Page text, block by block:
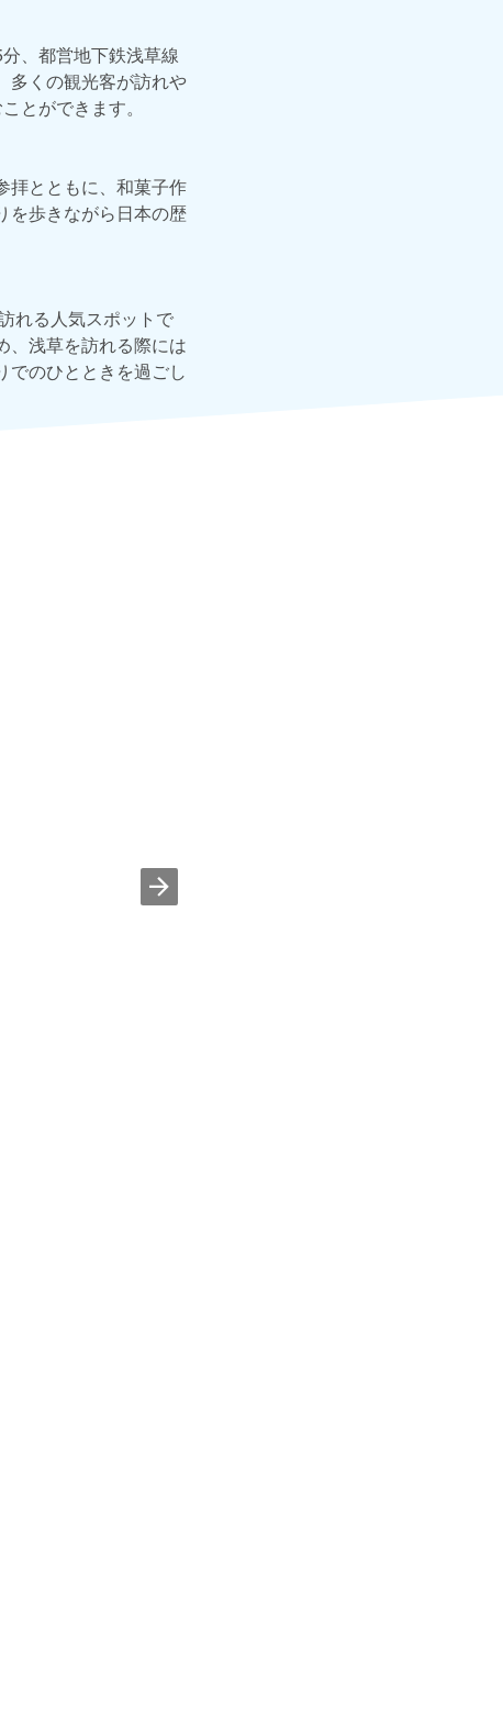
、都営地下鉄浅草線
多くの観光客が訪れや
とができます。
拝とともに、和菓子作
を歩きながら日本の歴
れる人気スポットで
、浅草を訪れる際には
でのひとときを過ごし